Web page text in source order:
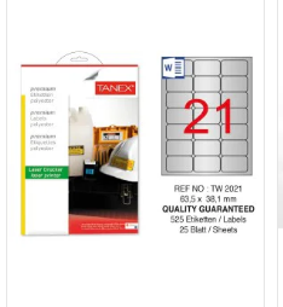
900 TL Üzeri Kargo Ücretsiz